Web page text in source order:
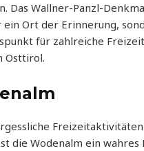
Das Wallner-Panzl-
ein Ort der Erinnerung,
für zahlreiche
Osttirol.
die Wodenalm ein wahres